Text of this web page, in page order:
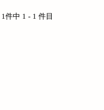
1件中 1 - 1 件目